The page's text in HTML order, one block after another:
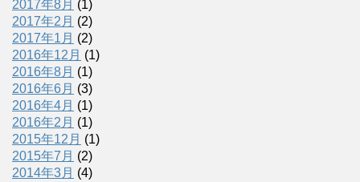
2017年8月 (1)
2017年2月 (2)
2017年1月 (2)
2016年12月 (1)
2016年8月 (1)
2016年6月 (3)
2016年4月 (1)
2016年2月 (1)
2015年12月 (1)
2015年7月 (2)
2014年3月 (4)